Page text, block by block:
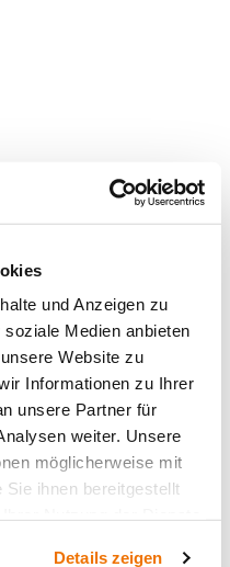
und Anzeigen zu
Medien anbieten
Website zu
Informationen zu Ihrer
unsere Partner für
weiter. Unsere
möglicherweise mit
ihnen bereitgestellt
Details zeigen